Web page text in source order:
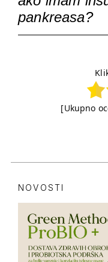
pankreasa?
[Ukupno
NOVOSTI